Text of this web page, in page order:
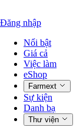
Đăng nhập
Nổi bật
Giá cả
Việc làm
eShop
Farmext
Sự kiện
Danh bạ
Thư viện